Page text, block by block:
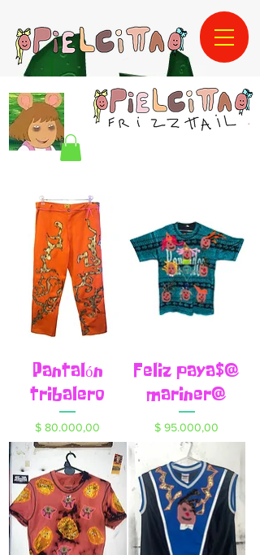
Pantalón
tribalero
Precio
$ 80.000,00
Feliz paya$@
mariner@
Precio
$ 95.000,00